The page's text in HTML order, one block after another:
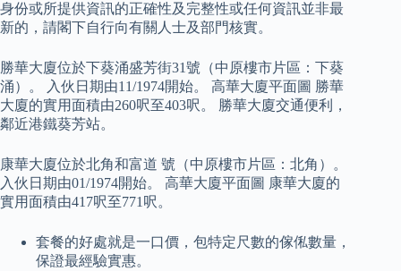
身份或所提供資訊的正確性及完整性或任何資訊並非最
新的，請閣下自行向有關人士及部門核實。
勝華大廈位於下葵涌盛芳街31號（中原樓市片區：下葵
涌）。 入伙日期由11/1974開始。 高華大廈平面圖 勝華
大廈的實用面積由260呎至403呎。 勝華大廈交通便利，
鄰近港鐵葵芳站。
康華大廈位於北角和富道 號（中原樓市片區：北角）。
入伙日期由01/1974開始。 高華大廈平面圖 康華大廈的
實用面積由417呎至771呎。
套餐的好處就是一口價，包特定尺數的傢俬數量，
保證最經驗實惠。